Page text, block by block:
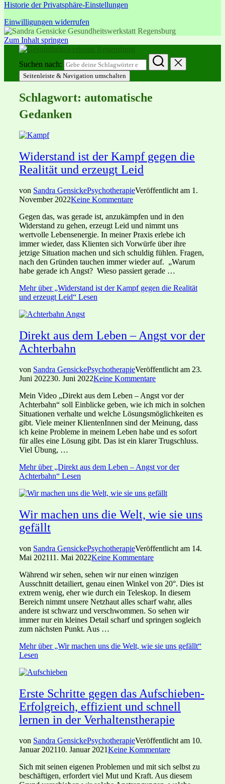
Historie der Privatsphäre-Einstellungen
Einwilligungen widerrufen
Zum Inhalt springen
Suchen nach:
Seitenleiste & Navigation umschalten
Schlagwort: automatische
Gedanken
Widerstand ist der Kampf gegen die
Realität und erzeugt Leid
von Sandra GensickePsychotherapieVeröffentlicht am 1.
November 2022Keine Kommentare
Gegen das, was gerade ist, anzukämpfen und in den
Widerstand zu gehen, erzeugt Leid und nimmt uns
wertvolle Lebensenergie. In meiner Praxis erlebe ich
immer wieder, dass Klienten sich Vorwürfe über ihre
jetzige Situation machen und sich schuldig fühlen. Fragen,
nach den Gründen tauchen immer wieder auf. „Warum
habe gerade ich Angst? Wieso passiert gerade …
Mehrüber „Widerstand ist der Kampf gegen die Realität
und erzeugt Leid“ Lesen
Direkt aus dem Leben – Angst vor der
Achterbahn
von Sandra GensickePsychotherapieVeröffentlicht am 23.
Juni 202230. Juni 2022Keine Kommentare
Mein Video „Direkt aus dem Leben – Angst vor der
Achterbahn“ soll Einblicke geben, wie ich mich in solchen
Situationen verhalte und welche Lösungsmöglichkeiten es
gibt. Viele meiner KlientenInnen sind der Meinung, dass
ich keine Probleme in meinem Leben habe und es sofort
für alles eine Lösung gibt. Das ist ein klarer Trugschluss.
Viel Übung, …
Mehrüber „Direkt aus dem Leben – Angst vor der
Achterbahn“ Lesen
Wir machen uns die Welt, wie sie uns
gefällt
von Sandra GensickePsychotherapieVeröffentlicht am 14.
Mai 202111. Mai 2022Keine Kommentare
Während wir sehen, sehen wir nur einen winzigen
Ausschnitt detailiert, genau einen Winkel von 20°. Dies ist
extrem wenig, eher wie durch ein Teleskop. In diesem
Bereich nimmt unsere Netzhaut alles scharf wahr, alles
andere ist schwarz und verschwommen. So sehen wir
immer nur ein kleines Detail scharf und springen sogleich
zum nächsten Punkt. Aus …
Mehrüber „Wir machen uns die Welt, wie sie uns gefällt“
Lesen
Erste Schritte gegen das Aufschieben-
Erfolgreich, effizient und schnell
lernen in der Verhaltenstherapie
von Sandra GensickePsychotherapieVeröffentlicht am 10.
Januar 202110. Januar 2021Keine Kommentare
Sich mit seinen eigenen Problemen und mit sich selbst zu
beschäftigen, erfordert viel Mut und Kraft. Aus diesem